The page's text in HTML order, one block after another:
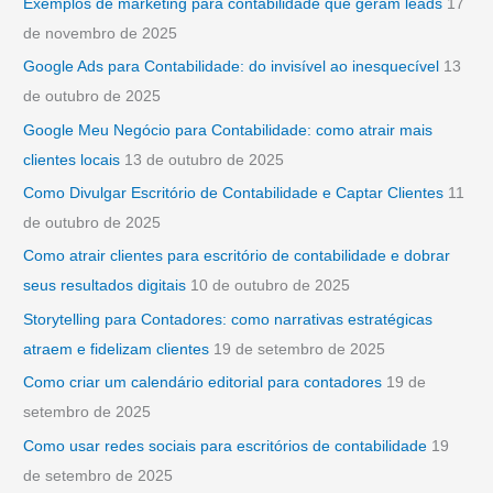
r
:
Exemplos de marketing para contabilidade que geram leads 17
de novembro de 2025
Google Ads para Contabilidade: do invisível ao inesquecível 13
de outubro de 2025
Google Meu Negócio para Contabilidade: como atrair mais
clientes locais 13 de outubro de 2025
Como Divulgar Escritório de Contabilidade e Captar Clientes 11
de outubro de 2025
Como atrair clientes para escritório de contabilidade e dobrar
seus resultados digitais 10 de outubro de 2025
Storytelling para Contadores: como narrativas estratégicas
atraem e fidelizam clientes 19 de setembro de 2025
Como criar um calendário editorial para contadores 19 de
setembro de 2025
Como usar redes sociais para escritórios de contabilidade 19
de setembro de 2025